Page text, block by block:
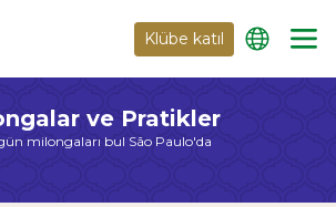
Klübe katıl
ve Pratikler
milongaları bul São Paulo'da